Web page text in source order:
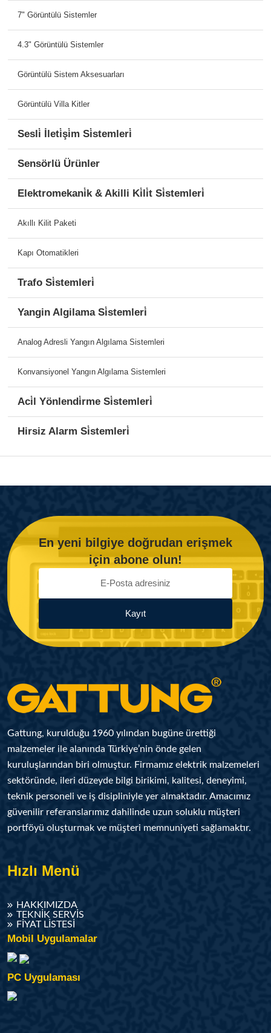
7" Görüntülü Sistemler
4.3" Görüntülü Sistemler
Görüntülü Sistem Aksesuarları
Görüntülü Villa Kitler
Sesli̇ İleti̇şi̇m Si̇stemleri̇
Sensörlü Ürünler
Elektromekani̇k & Akilli Ki̇li̇t Si̇stemleri̇
Akıllı Kilit Paketi
Kapı Otomatikleri
Trafo Si̇stemleri̇
Yangin Algilama Si̇stemleri̇
Analog Adresli Yangın Algılama Sistemleri
Konvansiyonel Yangın Algılama Sistemleri
Aci̇l Yönlendi̇rme Si̇stemleri̇
Hirsiz Alarm Si̇stemleri̇
En yeni bilgiye doğrudan erişmek
için abone olun!
Kayıt
Gattung, kurulduğu 1960 yılından bugüne ürettiği
malzemeler ile alanında Türkiye’nin önde gelen
kuruluşlarından biri olmuştur. Firmamız elektrik malzemeleri
sektöründe, ileri düzeyde bilgi birikimi, kalitesi, deneyimi,
teknik personeli ve iş disipliniyle yer almaktadır. Amacımız
güvenilir referanslarımız dahilinde uzun soluklu müşteri
portföyü oluşturmak ve müşteri memnuniyeti sağlamaktır.
Hızlı Menü
HAKKIMIZDA
TEKNIK SERVIS
FIYAT LISTESI
Mobil Uygulamalar
PC Uygulaması